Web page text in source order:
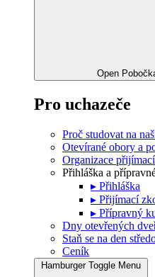
Open
Pro uchazeče
Proč studovat na
Otevírané obory a
Organizace
Přihláška a
▸ Přihláška
▸ Přijímací
▸ Přípravný
Dny otevřených
Staň se na den
Ceník
Hamburger Toggle Menu